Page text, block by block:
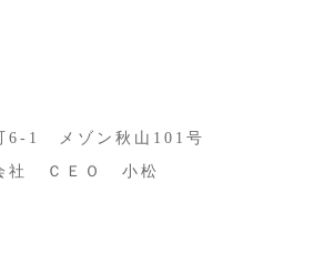
6-1 メゾン秋山101号
社 ＣＥＯ 小松